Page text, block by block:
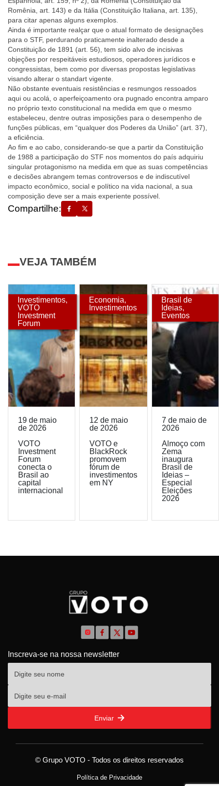
Romênia, art. 143) e da Itália (Constituição Italiana, art. 135),
para citar apenas alguns exemplos.
Ainda é importante realçar que o atual formato de designações
para o STF, perdurando praticamente inalterado desde a
Constituição de 1891 (art. 56), tem sido alvo de incisivas
objeções por respeitáveis estudiosos, operadores jurídicos e
congressistas, bem como por diversas propostas legislativas
visando alterar o standart vigente.
Não obstante eventuais resistências e resmungos ressoados
aqui ou acolá, o aperfeiçoamento ora pugnado encontra amparo
no próprio texto constitucional na medida em que o mesmo
estabeleceu, dentre outras imposições para o desempenho de
funções públicas, em “qualquer dos Poderes da União” (art. 37),
a eficiência.
Ao fim e ao cabo, considerando-se que a partir da Constituição
de 1988 a participação do STF nos momentos do país adquiriu
singular protagonismo na medida em que as suas competências
e decisões abrangem temas controversos e de indiscutível
impacto econômico, social e político na vida nacional, a sua
composição deve ser a mais experiente possível.
Compartilhe:
VEJA TAMBÉM
Investimentos,
VOTO
Investment
Forum
19 de maio
de 2026
VOTO
Investment
Forum
conecta o
Brasil ao
capital
internacional
Economia,
Investimentos
12 de maio
de 2026
VOTO e
BlackRock
promovem
fórum de
investimentos
em NY
Brasil de
Ideias,
Eventos
7 de maio de
2026
Almoço com
Zema
inaugura
Brasil de
Ideias –
Especial
Eleições
2026
Inscreva-se na nossa newsletter
Enviar
© Grupo VOTO - Todos os direitos reservados
Política de Privacidade